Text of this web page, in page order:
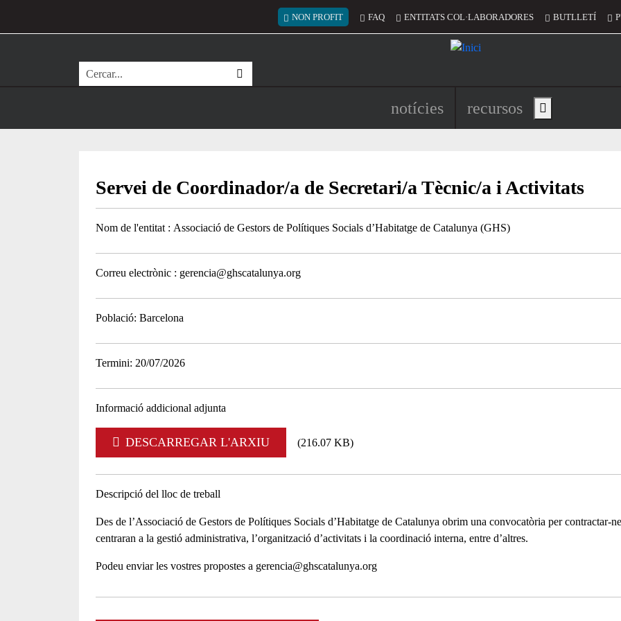
Menú del compte d'usuari
NON PROFIT FAQ ENTITATS COL·LABORADORES BUTLLETÍ
Cerca
Navegació principal de
notícies recursos Show main menu
Servei de Coordinador/a de Secretari/a Tècnic/a i Activitats
Nom de l'entitat Associació de Gestors de Polítiques Socials d’Habitatge de Catalunya (GHS)
Correu electrònic gerencia@ghscatalunya.org
Població Barcelona
Termini 20/07/2026
Informació addicional adjunta
DESCARREGAR L'ARXIU (216.07 KB)
Descripció del lloc de treball
Des de l’Associació de Gestors de Polítiques Socials d’Habitatge de Catalunya obrim una convocatòria per contractar-
centraran a la gestió administrativa, l’organització d’activitats i la coordinació interna, entre d’altres.
Podeu enviar les vostres propostes a gerencia@ghscatalunya.org